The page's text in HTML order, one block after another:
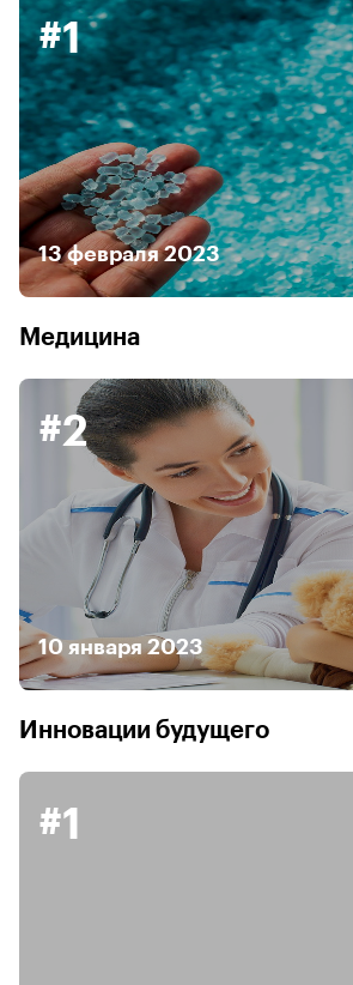
#1
13 февраля 2023
Медицина
#2
10 января 2023
Инновации будущего
#1